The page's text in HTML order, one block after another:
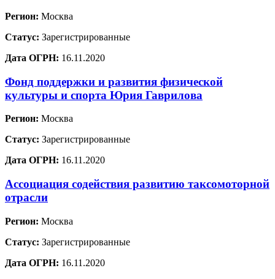
Регион: Москва
Статус: Зарегистрированные
Дата ОГРН: 16.11.2020
Фонд поддержки и развития физической
культуры и спорта Юрия Гаврилова
Регион: Москва
Статус: Зарегистрированные
Дата ОГРН: 16.11.2020
Ассоциация содействия развитию таксомоторной
отрасли
Регион: Москва
Статус: Зарегистрированные
Дата ОГРН: 16.11.2020